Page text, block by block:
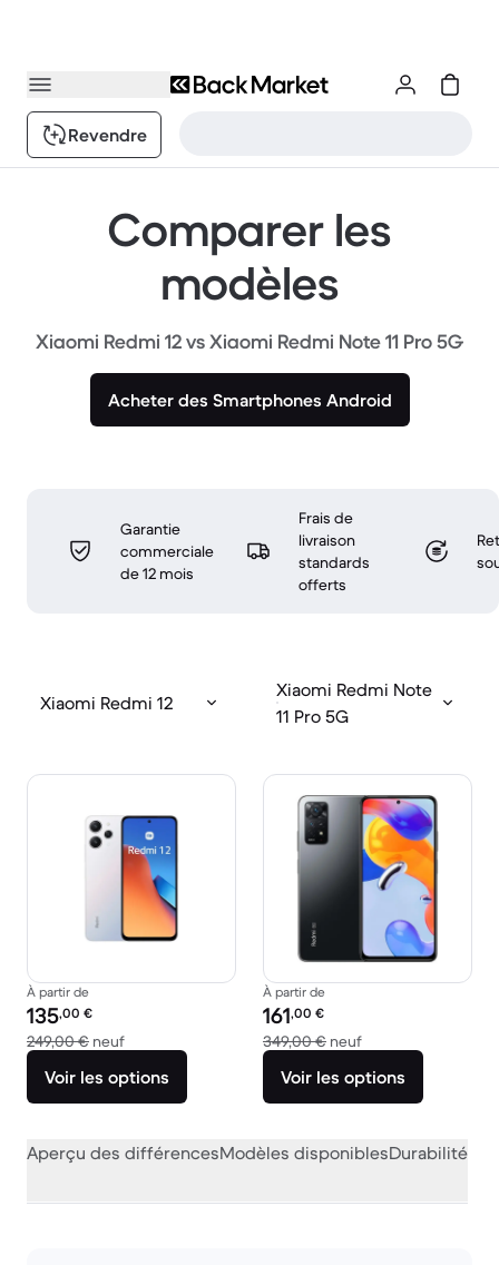
Revendre
Comparer les
modèles
Xiaomi Redmi 12 vs Xiaomi Redmi Note 11 Pro 5G
Acheter des Smartphones Android
Garantie
commerciale
de 12 mois
Frais de
livraison
standards
offerts
Xiaomi Redmi 12
Xiaomi Redmi Note
11 Pro 5G
À partir de
Prix reconditionné :
135,00 €
249,00 € neufcontre 249,00 € neuf
Voir les options
À partir de
Prix reconditionné :
161,00 €
349,00 € neufcontre 349,00 €
Voir les options
Aperçu des différencesModèles disponiblesDurabilité